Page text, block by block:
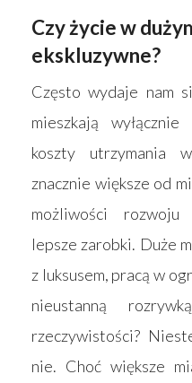
Czy życie w
ekskluzywne?
Często wydaje nam
mieszkają
koszty utrzymania
znacznie większe od
możliwości rozwoju
lepsze zarobki. Duże
z luksusem, pracą w
nieustanną
rzeczywistości?
nie. Choć większe